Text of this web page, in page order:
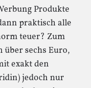
Produkte
praktisch alle
teuer? Zum
über sechs Euro,
exakt den
jedoch nur